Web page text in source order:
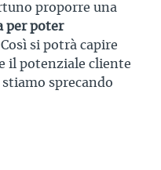
proporre una
per poter
Così si potrà capire
il potenziale cliente
sprecando